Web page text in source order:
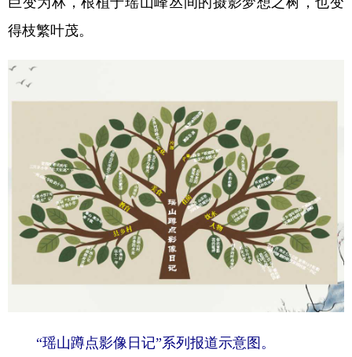
得枝繁叶茂。
“瑶山蹲点影像日记”系列报道示意图。